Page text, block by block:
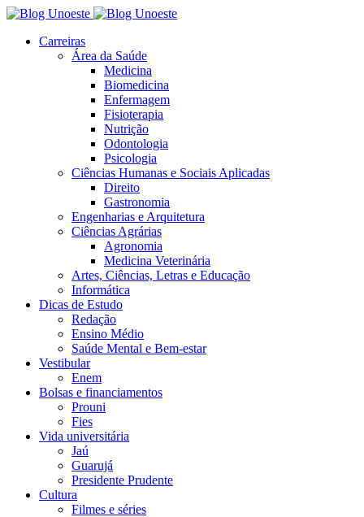
Carreiras
Área da Saúde
Medicina
Biomedicina
Enfermagem
Fisioterapia
Nutrição
Odontologia
Psicologia
Ciências Humanas e Sociais Aplicadas
Direito
Gastronomia
Engenharias e Arquitetura
Ciências Agrárias
Agronomia
Medicina Veterinária
Artes, Ciências, Letras e Educação
Informática
Dicas de Estudo
Redação
Ensino Médio
Saúde Mental e Bem-estar
Vestibular
Enem
Bolsas e financiamentos
Prouni
Fies
Vida universitária
Jaú
Guarujá
Presidente Prudente
Cultura
Filmes e séries